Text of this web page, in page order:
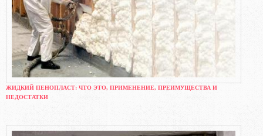
ЖИДКИЙ ПЕНОПЛАСТ: ЧТО ЭТО, ПРИМЕНЕНИЕ, ПРЕИМУЩЕСТВА И
НЕДОСТАТКИ